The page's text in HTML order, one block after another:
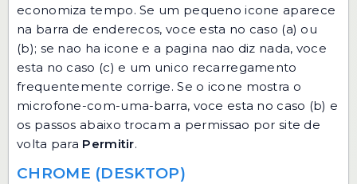
economiza tempo. Se um pequeno icone aparece
na barra de enderecos, voce esta no caso (a) ou
(b); se nao ha icone e a pagina nao diz nada, voce
esta no caso (c) e um unico recarregamento
frequentemente corrige. Se o icone mostra o
microfone-com-uma-barra, voce esta no caso (b) e
os passos abaixo trocam a permissao por site de
volta para Permitir.
CHROME (DESKTOP)